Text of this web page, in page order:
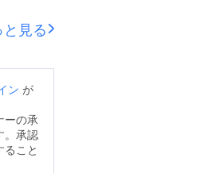
と見る
ン が
ーの承
。承認
ること